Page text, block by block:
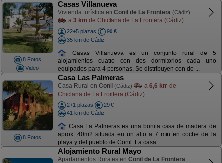
8 Fotos
Video
Casas Villanueva
Vivienda turística en Conil de La Frontera (Cádiz)
a 3 km de Chiclana de La Frontera (Cádiz)
22+5 plazas
90 €
35 km de Cádiz
Casas Villanueva es un conjunto rural de 5
alojamientos cuatro con dos dormitorios cada uno
equipados para 4 personas. Se distribuyen con do ...
8 Fotos
Casa Las Palmeras
Casa Rural en Conil (Cádiz) a 6,6 km de
Chiclana de La Frontera (Cádiz)
2+1 plazas
29 €
41 km de Cádiz
Casa La Palmeras es una bonita casa de madera de
aprox. 40m2 situada en un alto a 7 min en coche de la
playa y del pueblo de Conil. La casa ...
Alojamiento Rural Mayo
Apartamentos Rurales en Conil de La Frontera